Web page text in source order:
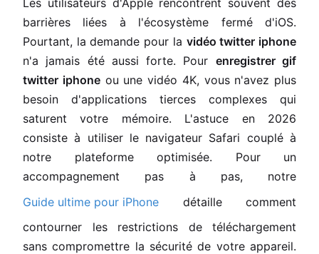
Les utilisateurs d'Apple rencontrent souvent des
barrières liées à l'écosystème fermé d'iOS.
Pourtant, la demande pour la vidéo twitter iphone
n'a jamais été aussi forte. Pour enregistrer gif
twitter iphoneou une vidéo 4K, vous n'avez plus
besoin d'applications tierces complexes qui
saturent votre mémoire. L'astuce en 2026
consiste à utiliser le navigateur Safari couplé à
notre plateforme optimisée. Pour un
accompagnement pas à pas, notre
Guide ultime pour iPhone détaille comment
contourner les restrictions de téléchargement
sans compromettre la sécurité de votre appareil.